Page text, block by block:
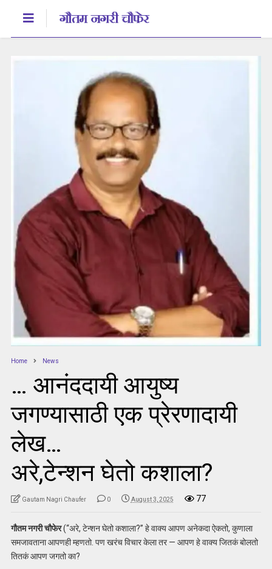
Home News
… आनंददायी आयुष्य
जगण्यासाठी एक प्रेरणादायी
लेख…
अरे,टेन्शन घेतो कशाला?
Gautam Nagri Chaufer 0 August 3, 2025 77
गौतम नगरी चौफेर(“अरे, टेन्शन घेतो कशाला?” हे वाक्य आपण अनेकदा ऐकतो, कुणाला
समजावताना आपणही म्हणतो. पण खरंच विचार केला तर — आपण हे वाक्य जितकं बोलतो
तितकं आपण जगतो का?